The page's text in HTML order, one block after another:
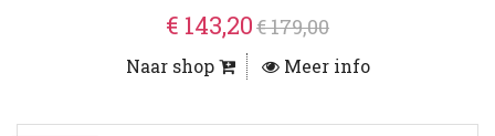
€ 143,20€ 179,00
Naar shop Meer info